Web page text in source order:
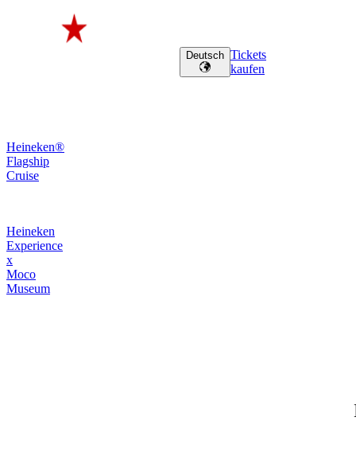
Deutsch Tickets
kaufen
Heineken®
Flagship
Cruise
Heineken
Experience
x
Moco
Museum